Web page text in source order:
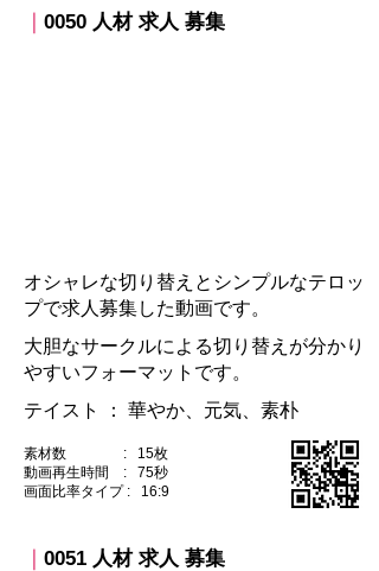
0050 人材 求人 募集​
オシャレな切り替えとシンプルなテロッ
プで求人募集した動画です。
大胆なサークルによる切り替えが分かり
やすいフォーマットです。
テイスト ：​ 華やか、元気、素朴
素材数 : 15枚
動画再生時間 : 75秒
​画面比率タイプ : 16:9
0051 人材 求人 募集​